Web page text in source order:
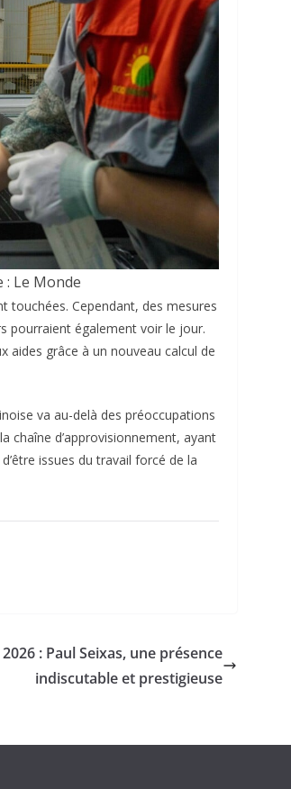
: Le Monde
touchées. Cependant, des mesures
pourraient également voir le jour.
aides grâce à un nouveau calcul de
va au-delà des préoccupations
chaîne d’approvisionnement, ayant
issues du travail forcé de la
: Paul Seixas, une présence
indiscutable et prestigieuse